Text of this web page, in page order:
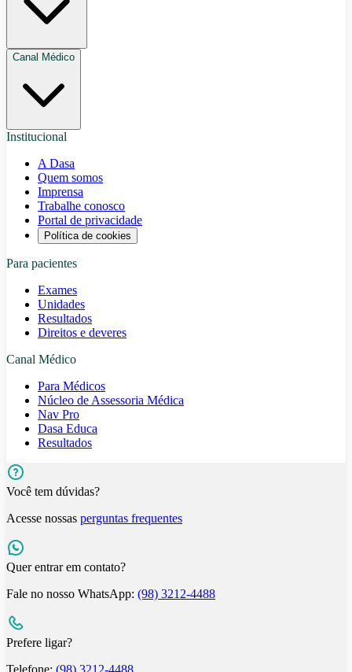
Canal Médico
Institucional
A Dasa
Quem somos
Imprensa
Trabalhe conosco
Portal de privacidade
Política de cookies
Para pacientes
Exames
Unidades
Resultados
Direitos e deveres
Canal Médico
Para Médicos
Núcleo de Assessoria Médica
Nav Pro
Dasa Educa
Resultados
Você tem dúvidas?
Acesse nossas perguntas frequentes
Quer entrar em contato?
Fale no nosso WhatsApp: (98) 3212-4488
Prefere ligar?
Telefone: (98) 3212-4488